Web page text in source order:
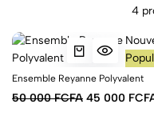
4
Ensemble Reyanne Polyvalent
50 000 FCFA 45 000